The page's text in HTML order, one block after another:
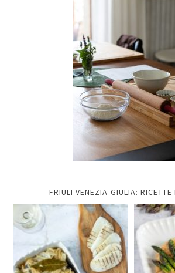
FRIULI VENEZIA-GIULIA: RICETTE